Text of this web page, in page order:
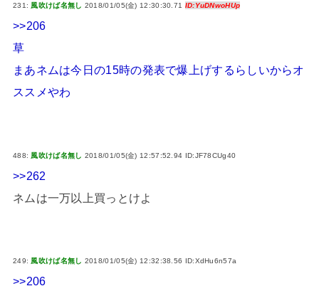
231:風吹けば名無し 2018/01/05(金) 12:30:30.71 ID:YuDNwoHUp
>>206
草
まあネムは今日の15時の発表で爆上げするらしいからオ
ススメやわ
488: 風吹けば名無し 2018/01/05(金) 12:57:52.94 ID:JF78CUg40
>>262
ネムは一万以上買っとけよ
249: 風吹けば名無し 2018/01/05(金) 12:32:38.56 ID:XdHu6n57a
>>206